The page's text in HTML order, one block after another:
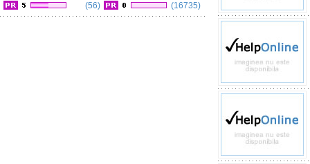
(56)
(16735)